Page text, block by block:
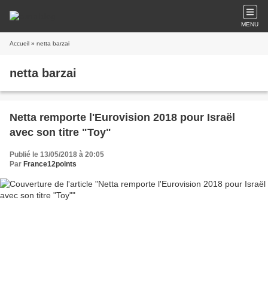
MENU
Accueil » netta barzai
netta barzai
Netta remporte l'Eurovision 2018 pour Israël
avec son titre "Toy"
Publié le 13/05/2018 à 20:05
Par France12points